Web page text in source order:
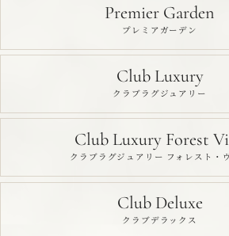
Premier Garden
プレミアガーデン
Club Luxury
クラブラグジュアリー
Club Luxury Forest
クラブラグジュアリー フォレスト・
Club Deluxe
クラブデラックス